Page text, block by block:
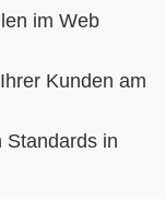
im Web
Kunden am
Standards in